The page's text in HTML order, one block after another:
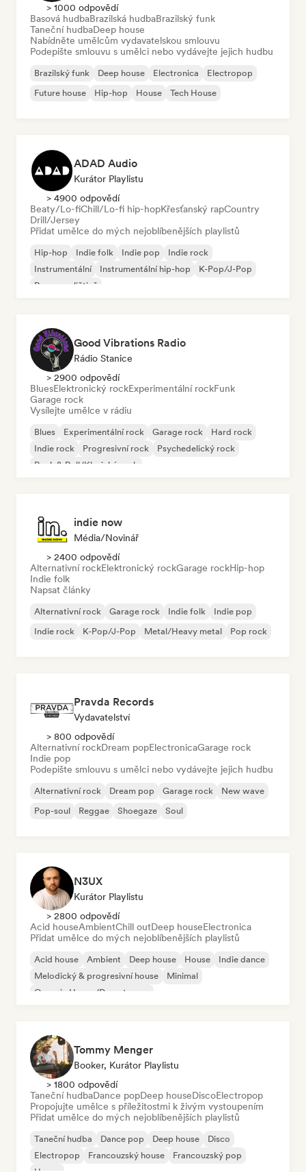
> 1000 odpovědí
Basová hudbaBrazilská hudbaBrazilský funk
Taneční hudbaDeep house
Nabídněte umělcům vydavatelskou smlouvu
Podepište smlouvu s umělci nebo vydávejte jejich hudbu
Brazilský funk Deep house Electronica
Electropop
Future house
Hip-hop House Tech House
ADAD Audio
Kurátor Playlistu
> 4900 odpovědí
Beaty/Lo-fiChill/Lo-fi hip-hopKřesťanský rapCountry
Drill/Jersey
Přidat umělce do mých nejoblíbenějších playlistů
Hip-hop Indie folk Indie pop
Indie rock
Instrumentální
Instrumentální hip-hop
K-Pop/J-Pop
Rap v angličtině
Good Vibrations Radio
Rádio Stanice
> 2900 odpovědí
BluesElektronický rockExperimentální rockFunk
Garage rock
Vysílejte umělce v rádiu
Blues Experimentální rock Garage rock
Hard rock
Indie rock
Progresivní rock
Psychedelický rock
Rock & Roll/Klasický rock
indie now
Média/novinář
> 2400 odpovědí
Alternativní rockElektronický rockGarage rockHip-hop
Indie folk
Napsat články
Alternativní rock Garage rock Indie folk
Indie pop
Indie rock
K-Pop/J-Pop Metal/Heavy metal Pop rock
Pravda Records
Vydavatelství
> 800 odpovědí
Alternativní rockDream popElectronicaGarage rock
Indie pop
Podepište smlouvu s umělci nebo vydávejte jejich hudbu
Alternativní rock Dream pop Garage rock
New wave
Pop-soul
Reggae Shoegaze Soul
N3UX
Kurátor Playlistu
> 2800 odpovědí
Acid houseAmbientChill outDeep houseElectronica
Přidat umělce do mých nejoblíbenějších playlistů
Acid house Ambient Deep house House
Indie dance
Melodický & progresivní house
Minimal
Organic House/Downtempo
Tommy Menger
Booker, Kurátor Playlistu
> 1800 odpovědí
Taneční hudbaDance popDeep houseDiscoElectropop
Propojujte umělce s příležitostmi k živým vystoupením
Přidat umělce do mých nejoblíbenějších playlistů
Taneční hudba Dance pop Deep house
Disco
Electropop
Francouzský house
Francouzský pop